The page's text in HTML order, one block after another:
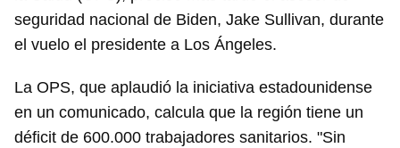
seguridad nacional de Biden, Jake Sullivan, durante
el vuelo el presidente a Los Ángeles.
La OPS, que aplaudió la iniciativa estadounidense
en un comunicado, calcula que la región tiene un
déficit de 600.000 trabajadores sanitarios. "Sin